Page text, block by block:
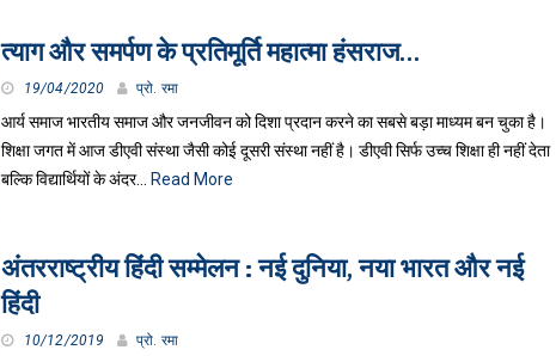
त्याग और समर्पण के प्रतिमूर्ति महात्मा हंसराज…
19/04/2020 प्रो. रमा
आर्य समाज भारतीय समाज और जनजीवन को दिशा प्रदान करने का सबसे बड़ा माध्यम बन चुका है।
शिक्षा जगत में आज डीएवी संस्था जैसी कोई दूसरी संस्था नहीं है। डीएवी सिर्फ उच्च शिक्षा ही नहीं देता
बल्कि विद्यार्थियों के अंदर… Read More
अंतरराष्ट्रीय हिंदी सम्मेलन : नई दुनिया, नया भारत और नई
हिंदी
10/12/2019 प्रो. रमा